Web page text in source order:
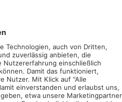
Laufenden!
und hilfreiche Anleitungen!